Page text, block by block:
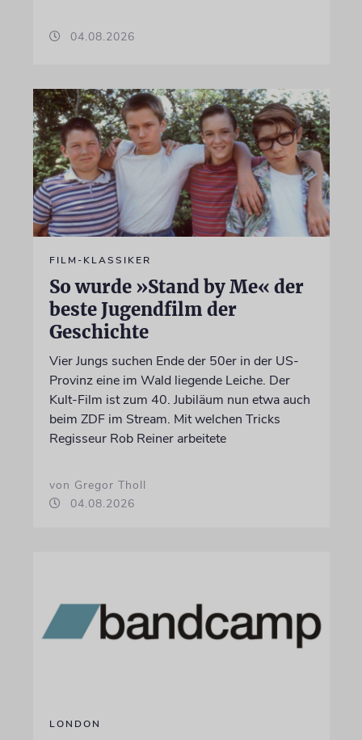
04.08.2026
FILM-KLASSIKER
So wurde »Stand by Me« der
beste Jugendfilm der
Geschichte
Vier Jungs suchen Ende der 50er in der US-
Provinz eine im Wald liegende Leiche. Der
Kult-Film ist zum 40. Jubiläum nun etwa auch
beim ZDF im Stream. Mit welchen Tricks
Regisseur Rob Reiner arbeitete
von Gregor Tholl
04.08.2026
LONDON